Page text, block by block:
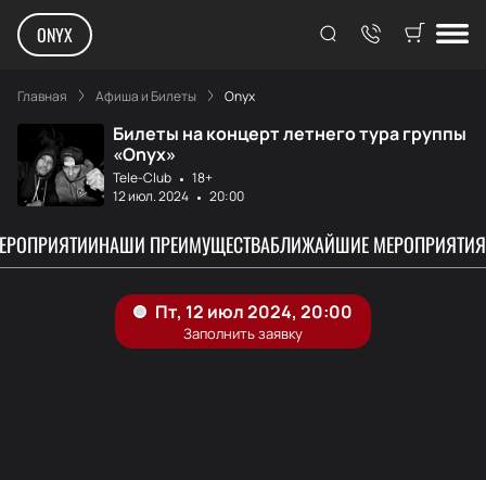
ONYX
Главная Афиша и Билеты Onyx
Билеты на концерт летнего тура группы
«Onyx»
Tele-Club
18+
12 июл. 2024
20:00
НАШИ ПРЕИМУЩЕСТВАБЛИЖАЙШИЕ МЕРОПРИЯТИЯ